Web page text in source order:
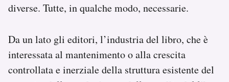
diverse. Tutte, in qualche modo, necessarie.
Da un lato gli editori, l’industria del libro, che è
interessata al mantenimento o alla crescita
controllata e inerziale della struttura esistente del